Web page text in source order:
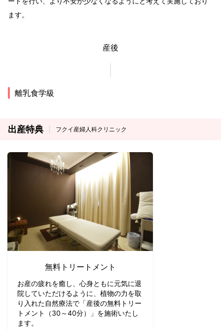
ます。
産後
離乳食学級
出産特典 フクイ産婦人科クリニック
無料トリートメント
お産の疲れを癒し、心身ともに元気に退
院していただけるように、植物の力を取
り入れた自然療法で「産後の無料トリー
トメント（30～40分）」を施術いたし
ます。